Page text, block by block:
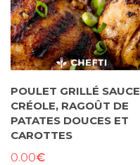
POULET GRILLÉ SAUCE
CRÉOLE, RAGOÛT DE
PATATES DOUCES ET
CAROTTES
0.00€